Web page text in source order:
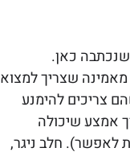
כאן.
מאמינה שצריך למצוא
צריכים להימנע
אמצע שיכולה
לאפשר). חלב ניגר,